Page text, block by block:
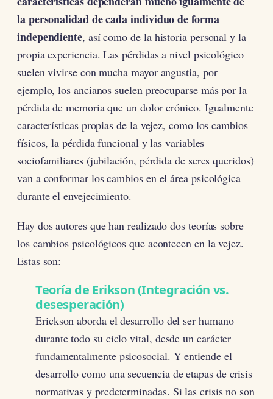
la personalidad de cada individuo de forma
independiente, así como de la historia personal y la
propia experiencia. Las pérdidas a nivel psicológico
suelen vivirse con mucha mayor angustia, por
ejemplo, los ancianos suelen preocuparse más por la
pérdida de memoria que un dolor crónico. Igualmente
características propias de la vejez, como los cambios
físicos, la pérdida funcional y las variables
sociofamiliares (jubilación, pérdida de seres queridos)
van a conformar los cambios en el área psicológica
durante el envejecimiento.
Hay dos autores que han realizado dos teorías sobre
los cambios psicológicos que acontecen en la vejez.
Estas son:
Teoría de Erikson (Integración vs.
desesperación)
Erickson aborda el desarrollo del ser humano
durante todo su ciclo vital, desde un carácter
fundamentalmente psicosocial. Y entiende el
desarrollo como una secuencia de etapas de crisis
normativas y predeterminadas. Si las crisis no son